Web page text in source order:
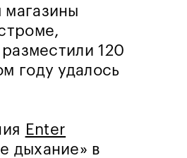
120
году удалось
Enter
дыхание» в